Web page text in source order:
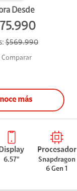
Desde
$569.990
Comparar
más
Display
6.57"
Procesador
Snapdragon
6 Gen 1